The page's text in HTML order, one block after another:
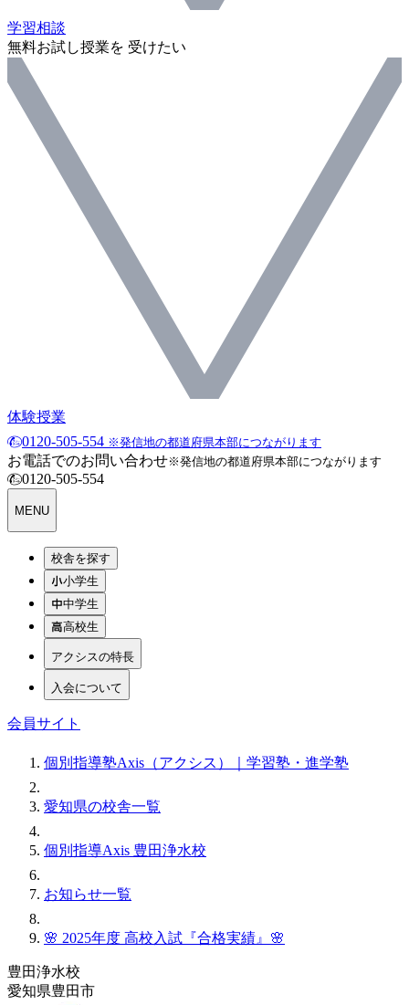
学習相談
無料お試し授業を 受けたい
体験授業
0120-505-554 ※発信地の都道府県本部につながります
お電話でのお問い合わせ※発信地の都道府県本部につながります
0120-505-554
MENU
校舎を探す
小学生
中学生
高校生
アクシスの特長
入会について
会員サイト
個別指導塾Axis（アクシス）｜学習塾・進学塾
愛知県の校舎一覧
個別指導Axis 豊田浄水校
お知らせ一覧
🌸 2025年度 高校入試『合格実績』🌸
豊田浄水校
愛知県豊田市